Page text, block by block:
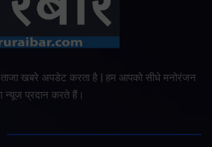
ताजा खबरे अपडेट करता है | हम आपको सीधे मनोरंजन
न्यूज प्रदान करते हैं।